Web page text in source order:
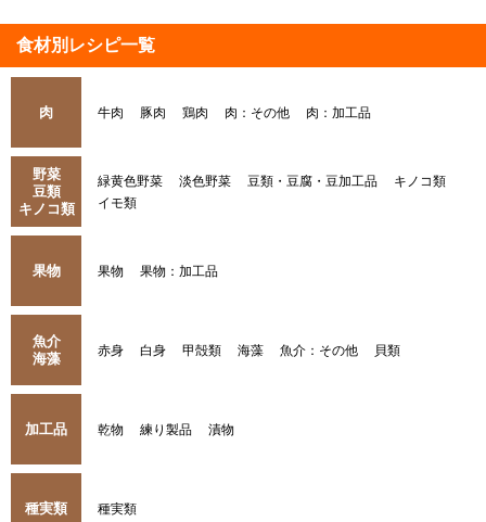
食材別レシピ一覧
肉 牛肉 豚肉 鶏肉 肉：その他 肉：加工品
野菜
豆類
キノコ類
緑黄色野菜 淡色野菜 豆類・豆腐・豆加工品
キノコ類
イモ類
果物 果物 果物：加工品
魚介
海藻
赤身 白身 甲殻類 海藻 魚介：その他 貝類
加工品 乾物 練り製品 漬物
種実類 種実類